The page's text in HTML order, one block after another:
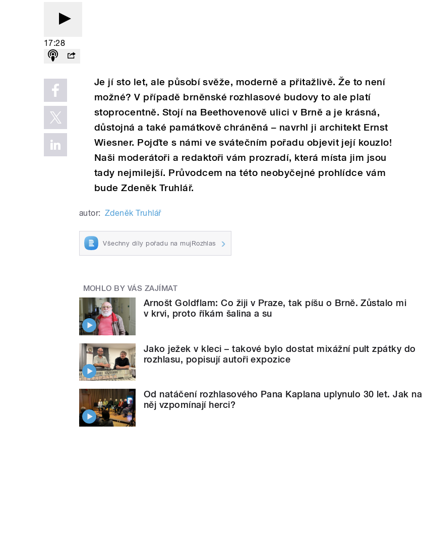
17:28
Je jí sto let, ale působí svěže, moderně a přitažlivě. Že to není
možné? V případě brněnské rozhlasové budovy to ale platí
stoprocentně. Stojí na Beethovenově ulici v Brně a je krásná,
důstojná a také památkově chráněná – navrhl ji architekt Ernst
Wiesner. Pojďte s námi ve svátečním pořadu objevit její kouzlo!
Naši moderátoři a redaktoři vám prozradí, která místa jim jsou
tady nejmilejší. Průvodcem na této neobyčejné prohlídce vám
bude Zdeněk Truhlář.
autor: Zdeněk Truhlář
Všechny díly pořadu na mujRozhlas
MOHLO BY VÁS ZAJÍMAT
Arnošt Goldflam: Co žiji v Praze, tak píšu o Brně. Zůstalo mi
v krvi, proto říkám šalina a su
Jako ježek v kleci – takové bylo dostat mixážní pult zpátky do
rozhlasu, popisují autoři expozice
Od natáčení rozhlasového Pana Kaplana uplynulo 30 let. Jak na
něj vzpomínají herci?